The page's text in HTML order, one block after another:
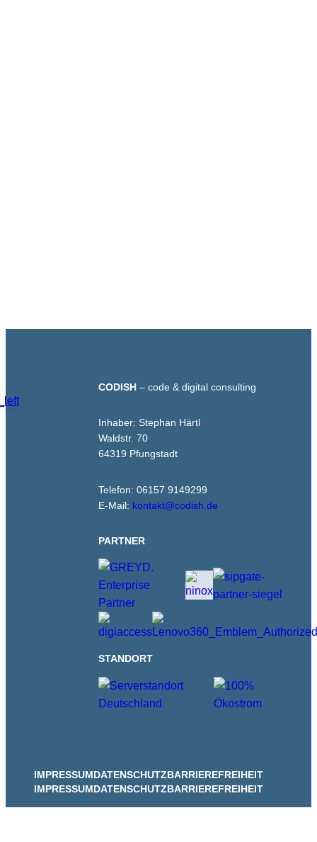
CODISH – code & digital consulting
Inhaber: Stephan Härtl
Waldstr. 70
64319 Pfungstadt
Telefon: 06157 9149299
E-Mail: kontakt@codish.de
PARTNER
STANDORT
IMPRESSUMDATENSCHUTZBARRIEREFREIHEIT
IMPRESSUMDATENSCHUTZBARRIEREFREIHEIT